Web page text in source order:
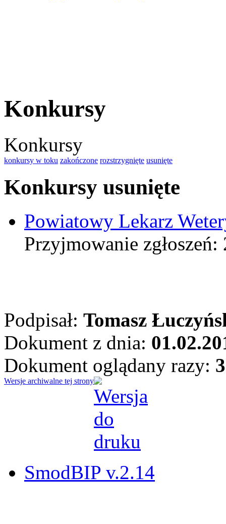
Konkursy
Konkursy
konkursy w toku zakończone rozstrzygnięte usunięte
Konkursy usunięte
Powiatowy Lekarz
Przyjmowanie
Podpisał: Tomasz
Dokument z dnia:
Dokument oglądany razy:
Wersje archiwalne tej strony
SmodBIP v.2.14